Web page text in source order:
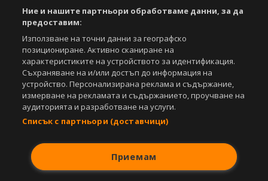
санкционирани с цялата строгост на закона.
СвалиБЕЗПЛАТНОТОприложение за:
Android
Powered by:
Ние и нашите партньори обработваме данни, за да
предоставим:
Използване на точни данни за географско
позициониране. Активно сканиране на
характеристиките на устройството за идентификация.
Съхраняване на и/или достъп до информация на
устройство. Персонализирана реклама и съдържание,
измерване на рекламата и съдържанието, проучване на
аудиторията и разработване на услуги.
Списък с партньори (доставчици)
Приемам